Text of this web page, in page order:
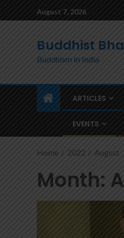
August 7, 2026
Buddhist
Buddhism In India
ARTICLES
EVENTS
Home 2022 August
Month: